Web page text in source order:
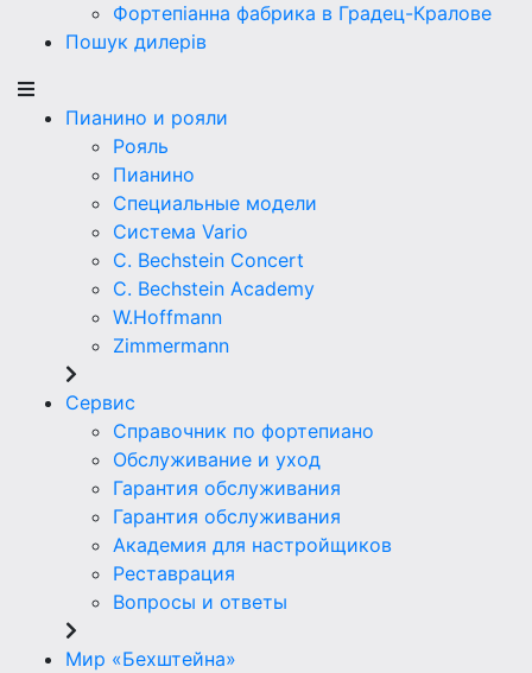
Фортепіанна фабрика в Градец-Кралове
Пошук дилерів
Пианино и рояли
Рояль
Пианино
Специальные модели
Система Vario
C. Bechstein Concert
C. Bechstein Academy
W.Hoffmann
Zimmermann
Сервис
Справочник по фортепиано
Обслуживание и уход
Гарантия обслуживания
Гарантия обслуживания
Академия для настройщиков
Реставрация
Вопросы и ответы
Мир «Бехштейна»